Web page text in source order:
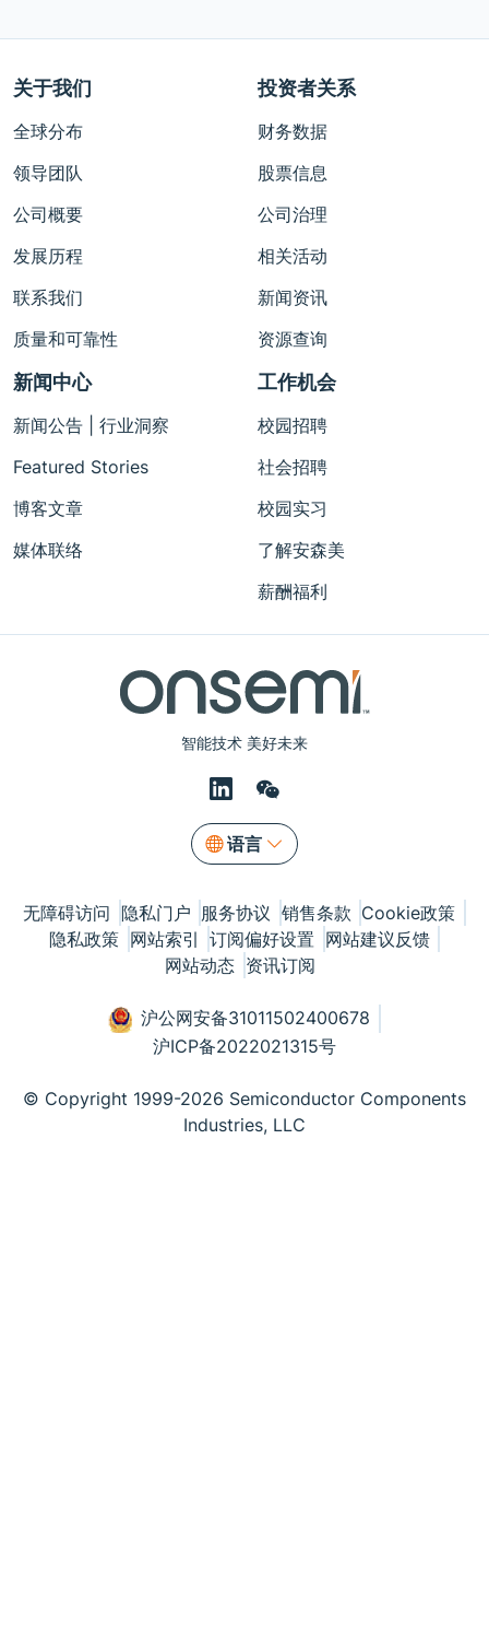
智能技术 美好未来
语言
关于我们
全球分布
领导团队
公司概要
发展历程
联系我们
质量和可靠性
投资者关系
财务数据
股票信息
公司治理
相关活动
新闻资讯
资源查询
新闻中心
新闻公告 | 行业洞察
Featured Stories
博客文章
媒体联络
工作机会
校园招聘
社会招聘
校园实习
了解安森美
薪酬福利
无障碍访问 隐私门户 服务协议 销售条款 Cookie政策
隐私政策 网站索引 订阅偏好设置 网站建议反馈
网站动态 资讯订阅
沪公网安备31011502400678
沪ICP备2022021315号
© Copyright 1999-2026 Semiconductor Components
Industries, LLC